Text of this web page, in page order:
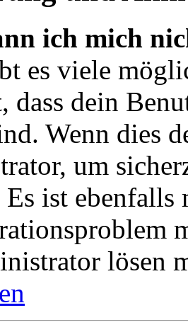
ich mich
es viele
dass dein
Wenn dies
um
ist ebenfalls
lösen